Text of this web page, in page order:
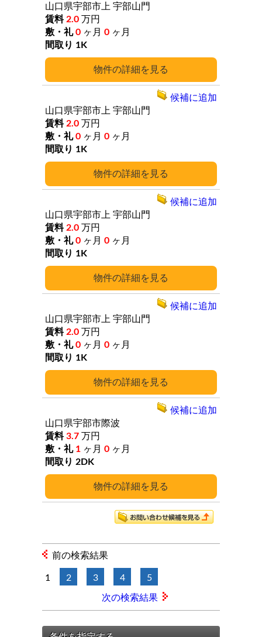
詳細
山口県宇部市上 宇部山門
2.0 万円
0 ヶ月 0 ヶ月
1K
詳細
山口県宇部市上 宇部山門
2.0 万円
0 ヶ月 0 ヶ月
1K
候補に追加
詳細
山口県宇部市上 宇部山門
2.0 万円
0 ヶ月 0 ヶ月
1K
候補に追加
詳細
山口県宇部市上 宇部山門
2.0 万円
0 ヶ月 0 ヶ月
1K
候補に追加
詳細
山口県宇部市際波
3.7 万円
1 ヶ月 0 ヶ月
2DK
候補に追加
前の検索結果
1 2 3 4 5
次の検索結果